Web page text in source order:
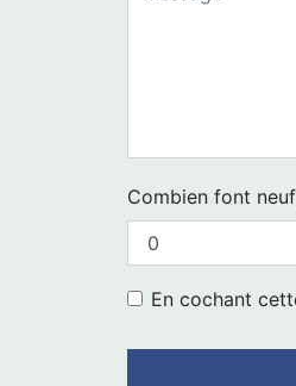
Combien font
En cochant